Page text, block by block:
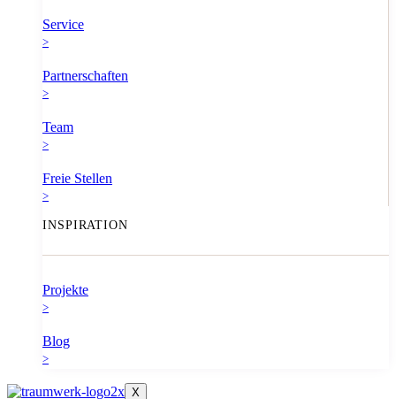
Service
>
Partnerschaften
>
Team
>
Freie Stellen
>
INSPIRATION
Projekte
>
Blog
>
X